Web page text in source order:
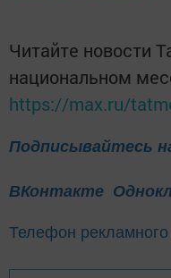
Читайте новости
национальном
https://max.ru/
Подписывайтесь
ВКонтакте
Телефон рекламного